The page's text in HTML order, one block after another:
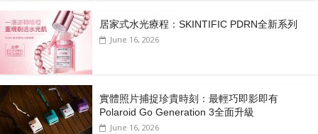
居家式水光療程：SKINTIFIC PDRN全新系列
June 16, 2026
實體照片捕捉珍貴時刻：最輕巧即影即有
Polaroid Go Generation 3全面升級
June 16, 2026